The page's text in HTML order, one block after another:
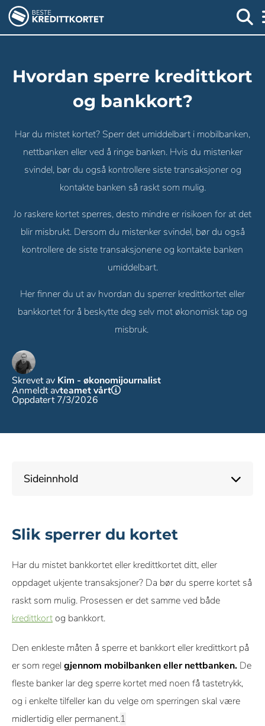
Hvordan sperre kredittkort
og bankkort?
Har du mistet kortet? Sperr det umiddelbart i mobilbanken,
nettbanken eller ved å ringe banken. Hvis du mistenker
svindel, bør du også kontrollere siste transaksjoner og
kontakte banken så raskt som mulig.
Jo raskere kortet sperres, desto mindre er risikoen for at det
blir misbrukt. Dersom du mistenker svindel, bør du også
kontrollere de siste transaksjonene og kontakte banken
umiddelbart.
Her finner du ut av hvordan du sperrer kredittkortet eller
bankkortet for å beskytte deg selv mot økonomisk tap og
misbruk.
Skrevet av Kim - økonomijournalist
Anmeldt avteamet vårt
Oppdatert 7/3/2026
Sideinnhold
Slik sperrer du kortet
Har du mistet bankkortet eller kredittkortet ditt, eller
oppdaget ukjente transaksjoner? Da bør du sperre kortet så
raskt som mulig. Prosessen er det samme ved både
kredittkortog bankkort.
Den enkleste måten å sperre et bankkort eller kredittkort på
er som regel gjennom mobilbanken eller nettbanken. De
fleste banker lar deg sperre kortet med noen få tastetrykk,
og i enkelte tilfeller kan du velge om sperringen skal være
midlertidig eller permanent.